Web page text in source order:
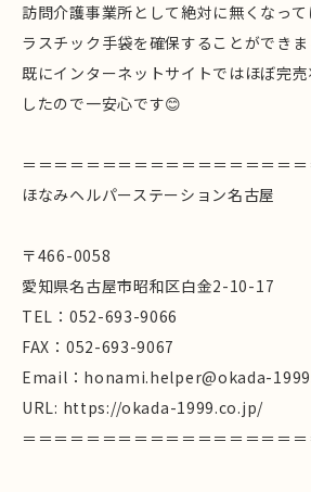
訪問介護事業所として絶対に無くなっ
ラスチック手袋を確保することができま
既にインターネットサイトではほぼ完
したので一安心です😊
＝＝＝＝＝＝＝＝＝＝＝＝＝＝＝＝＝
ほなみヘルパーステーション名古屋
〒466-0058
愛知県名古屋市昭和区白金2-10-17
TEL：052-693-9066
FAX：052-693-9067
Email：honami.helper@okada-
URL: https://okada-1999.co.jp/
＝＝＝＝＝＝＝＝＝＝＝＝＝＝＝＝＝